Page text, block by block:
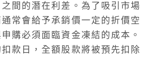
間的潛在利差。為了吸引市場
常會給予承銷價一定的折價空
購必須面臨資金凍結的成本。
款日，全額股款將被預先扣除